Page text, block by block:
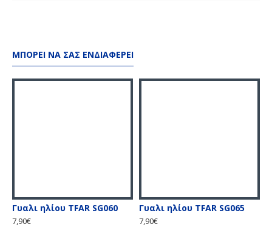
ΜΠΟΡΕΊ ΝΑ ΣΑΣ ΕΝΔΙΑΦΈΡΕΙ
Γυαλι ηλίου TFAR SG060
7,90€
Γυαλι ηλίου TFAR SG065
7,90€